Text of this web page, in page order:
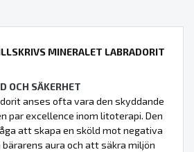
MINERALET LABRADORIT
OCH SÄKERHET
anses ofta vara den skyddande
par excellence inom litoterapi. Den
att skapa en sköld mot negativa
aura och att säkra miljön